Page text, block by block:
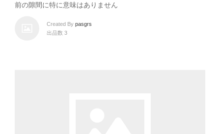
前の隙間に特に意味はありません
Created By pasgrs
出品数 3